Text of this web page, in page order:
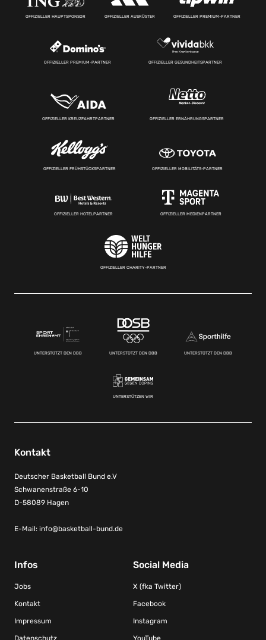
OFFIZIELLER HAUPTSPONSOR OFFIZIELLER AUSRÜSTER OFFIZIELLER PREMIUM-PARTNER
OFFIZIELLER PREMIUM-PARTNER OFFIZIELLER GESUNDHEITSPARTNER
OFFIZIELLER KREUZFAHRTPARTNER OFFIZIELLER ERNÄHRUNGSPARTNER
OFFIZIELLER FRÜHSTÜCKSPARTNER OFFIZIELLER MOBILITÄTS-PARTNER
OFFIZIELLER HOTELPARTNER OFFIZIELLER MEDIENPARTNER
OFFIZIELLER CHARITY-PARTNER
UNTERSTÜTZT DEN DBB UNTERSTÜTZT DEN DBB UNTERSTÜTZT DEN DBB
UNTERSTÜTZEN WIR
Kontakt
Deutscher Basketball Bund e.V
Schwanenstraße 6-10
D-58089 Hagen
E-Mail: info@basketball-bund.de
Infos
Jobs
Kontakt
Impressum
Social Media
X (fka Twitter)
Facebook
Instagram